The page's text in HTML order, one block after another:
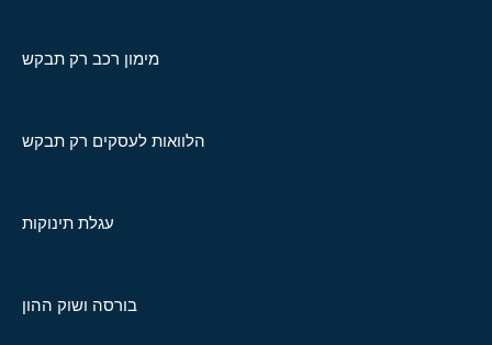
מימון רכב רק תבקש
הלוואות לעסקים רק תבקש
עגלת תינוקות
בורסה ושוק ההון